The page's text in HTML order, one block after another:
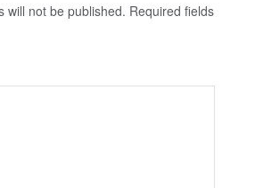
will not be published. Required fields